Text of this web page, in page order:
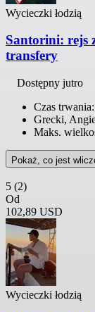
Wycieczki łodzią
Santorini: rejs
transfery
Dostępny jutro
Czas
Grecki,
Maks.
Pokaż, co jest
5 (2)
Od
102,89 USD
Wycieczki łodzią